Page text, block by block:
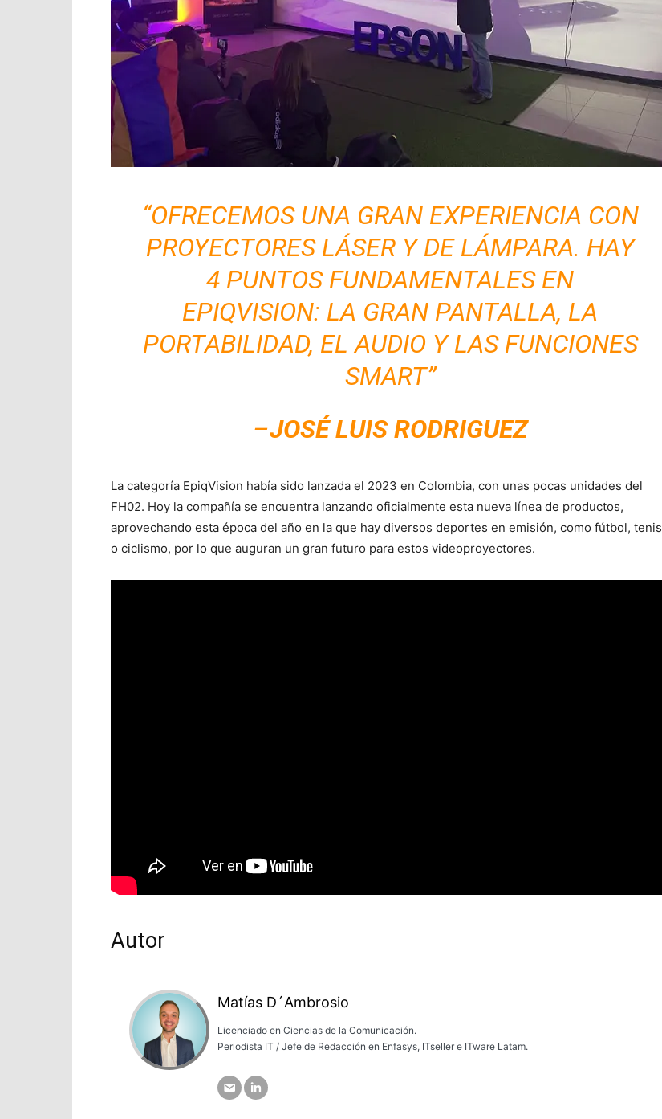
“OFRECEMOS UNA GRAN EXPERIENCIA CON
PROYECTORES LÁSER Y DE LÁMPARA. HAY
4 PUNTOS FUNDAMENTALES EN
EPIQVISION: LA GRAN PANTALLA, LA
PORTABILIDAD, EL AUDIO Y LAS FUNCIONES
SMART”
–JOSÉ LUIS RODRIGUEZ
La categoría EpiqVision había sido lanzada el 2023 en Colombia, con unas pocas unidades del
FH02. Hoy la compañía se encuentra lanzando oficialmente esta nueva línea de productos,
aprovechando esta época del año en la que hay diversos deportes en emisión, como fútbol, tenis
o ciclismo, por lo que auguran un gran futuro para estos videoproyectores.
Autor
Matías D´Ambrosio
Licenciado en Ciencias de la Comunicación.
Periodista IT / Jefe de Redacción en Enfasys, ITseller e ITware Latam.